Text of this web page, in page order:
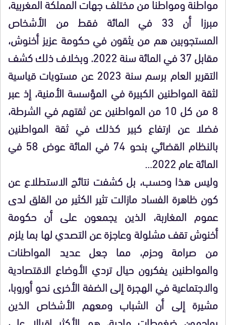
مبرزا أن 33 في المائة فقط من الأشخاص
المستجوبين هم من يثقون في حكومة عزيز أخنوش،
مقابل 37 في المائة سنة 2022. وبخلاف ذلك كشف
التقرير العام برسم سنة 2023 عن مستويات قياسية
لثقة المواطنين الكبيرة في المؤسسة الأمنية، إذ عبر
8 من كل 10 من المواطنين عن ثقتهم في الشرطة،
فضلا عن ارتفاع كبير كذلك في ثقة المواطنين
بالنظام القضائي بنحو 74 في المائة عوض 58 في
المائة عام 2022…
وليس هذا وحسب، بل كشفت نتائج الاستطلاع عن
كون ظاهرة الفساد مازالت تثير الكثير من القلق لدى
عموم المغاربة، الذين يجمعون على أن حكومة
أخنوش تقف مشلولة وعاجزة عن التصدي لها بما يلزم
من صرامة وحزم، مما جعل عديد المواطنات
والمواطنين يفكرون حيال تردي الأوضاع الاقتصادية
والاجتماعية في الهجرة إلى الضفة الأخرى نحو أوروبا،
مشيرة إلى أن الشباب ومعهم الأشخاص الذين